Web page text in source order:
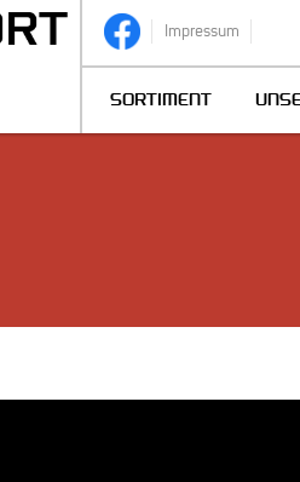
Impressum
SORTIMENT